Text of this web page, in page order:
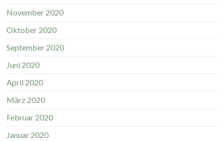
November 2020
Oktober 2020
September 2020
Juni 2020
April 2020
März 2020
Februar 2020
Januar 2020